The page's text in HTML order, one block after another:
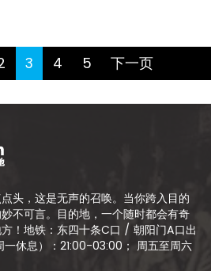
3(current)
4 5 下一页
头，这是无声的召唤。当你跨入目的
不可言。目的地，一个随时都会有奇
！地铁：东四十条C口 / 朝阳门A口出
一休息）：21:00-03:00； 周五至周六